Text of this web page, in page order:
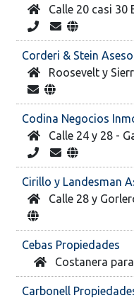
Calle 20 casi
Corderi & Stein
Roosevelt y
Codina Negocios
Calle 24 y 28 -
Cirillo y Landesman
Calle 28 y
Cebas Propiedades
Costanera
Carbonell